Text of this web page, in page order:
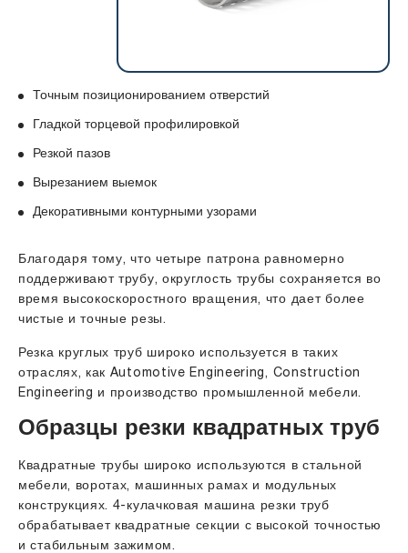
Точным позиционированием отверстий
Гладкой торцевой профилировкой
Резкой пазов
Вырезанием выемок
Декоративными контурными узорами
Благодаря тому, что четыре патрона равномерно
поддерживают трубу, округлость трубы сохраняется во
время высокоскоростного вращения, что дает более
чистые и точные резы.
Резка круглых труб широко используется в таких
отраслях, как Automotive Engineering, Construction
Engineering и производство промышленной мебели.
Образцы резки квадратных труб
Квадратные трубы широко используются в стальной
мебели, воротах, машинных рамах и модульных
конструкциях. 4-кулачковая машина резки труб
обрабатывает квадратные секции с высокой точностью
и стабильным зажимом.